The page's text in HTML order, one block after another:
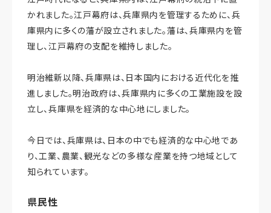
かれました。江戸幕府は、兵庫県内を管理するために、兵
庫県内に多くの藩が設立されました。藩は、兵庫県内を管
理し、江戸幕府の支配を維持しました。
明治維新以降、兵庫県は、日本国内における近代化を推
進しました。明治政府は、兵庫県内に多くの工業施設を設
立し、兵庫県を経済的な中心地にしました。
今日では、兵庫県は、日本の中でも経済的な中心地であ
り、工業、農業、観光などの多様な産業を持つ地域として
知られています。
県民性